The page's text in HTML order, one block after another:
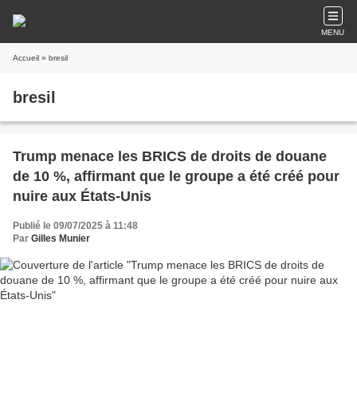
MENU
Accueil » bresil
bresil
Trump menace les BRICS de droits de douane
de 10 %, affirmant que le groupe a été créé pour
nuire aux États-Unis
Publié le 09/07/2025 à 11:48
Par Gilles Munier